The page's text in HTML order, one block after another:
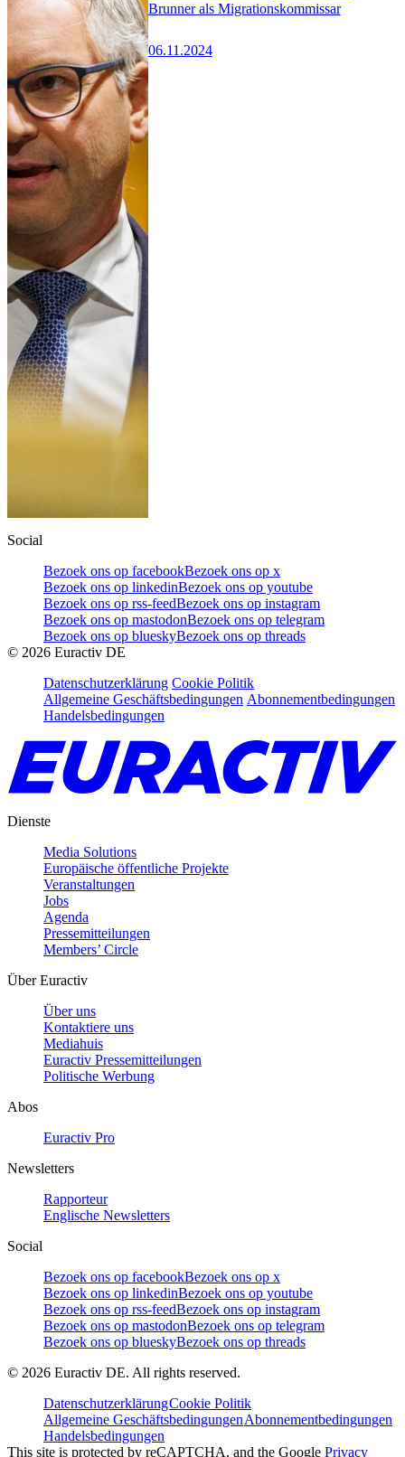
Brunner als Migrationskommissar
06.11.2024
Social
Bezoek ons op facebookBezoek ons op x
Bezoek ons op linkedinBezoek ons op youtube
Bezoek ons op rss-feedBezoek ons op instagram
Bezoek ons op mastodonBezoek ons op telegram
Bezoek ons op blueskyBezoek ons op threads
© 2026 Euractiv DE
Datenschutzerklärung Cookie Politik
Allgemeine Geschäftsbedingungen Abonnementbedingungen
Handelsbedingungen
Dienste
Media Solutions
Europäische öffentliche Projekte
Veranstaltungen
Jobs
Agenda
Pressemitteilungen
Members’ Circle
Über Euractiv
Über uns
Kontaktiere uns
Mediahuis
Euractiv Pressemitteilungen
Politische Werbung
Abos
Euractiv Pro
Newsletters
Rapporteur
Englische Newsletters
Social
Bezoek ons op facebookBezoek ons op x
Bezoek ons op linkedinBezoek ons op youtube
Bezoek ons op rss-feedBezoek ons op instagram
Bezoek ons op mastodonBezoek ons op telegram
Bezoek ons op blueskyBezoek ons op threads
© 2026 Euractiv DE. All rights reserved.
DatenschutzerklärungCookie Politik
Allgemeine GeschäftsbedingungenAbonnementbedingungen
Handelsbedingungen
This site is protected by reCAPTCHA, and the Google Privacy